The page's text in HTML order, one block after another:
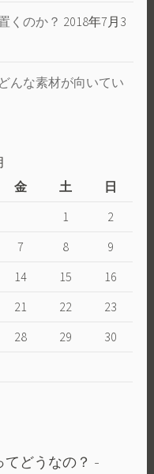
くのか？ 2018年7月3
んな素材が向いてい
金 土
日
1
2
7 8
9
14 15
16
21 22
23
28 29
30
どうなの？